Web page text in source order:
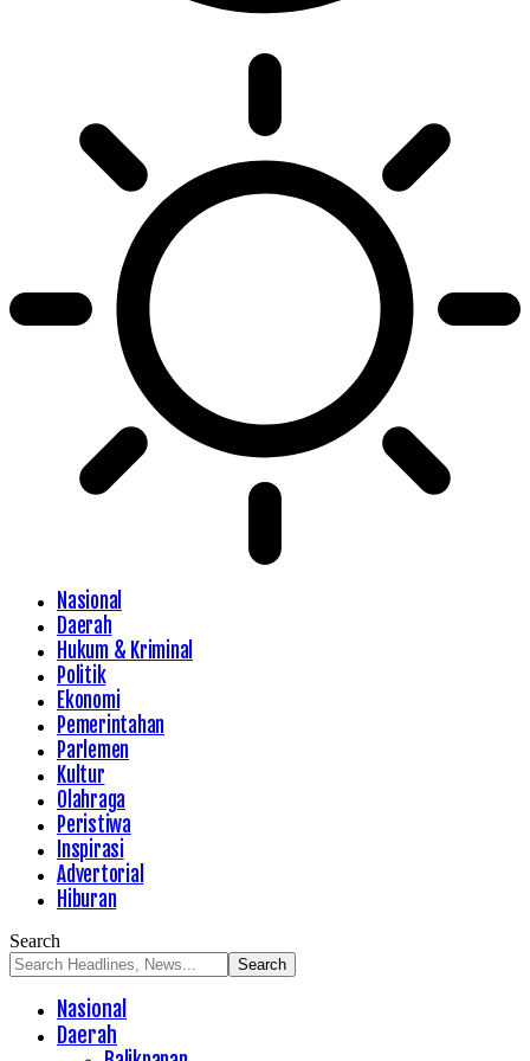
Nasional
Daerah
Hukum & Kriminal
Politik
Ekonomi
Pemerintahan
Parlemen
Kultur
Olahraga
Peristiwa
Inspirasi
Advertorial
Hiburan
Search
Nasional
Daerah